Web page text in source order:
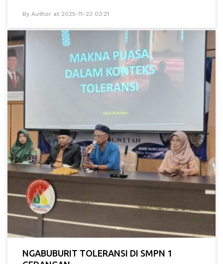
By Author at 2025-11-23 03:21
NGABUBURIT TOLERANSI DI SMPN 1